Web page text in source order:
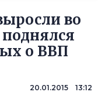
во
о ВВП
20.01.2015 13:12